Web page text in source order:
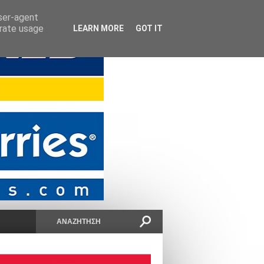
agent
usage
LEARN MORE GOT IT